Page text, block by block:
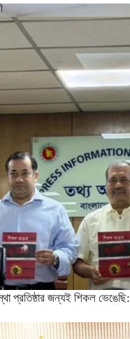
প্রতিষ্ঠার জন্যই শিকল ভেঙেছি: